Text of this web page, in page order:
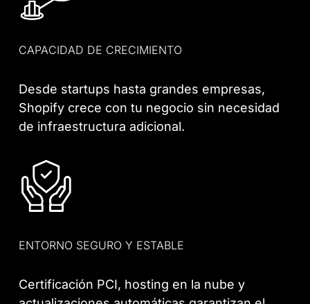
CAPACIDAD DE CRECIMIENTO
Desde startups hasta grandes empresas,
Shopify crece con tu negocio sin necesidad
de infraestructura adicional.
ENTORNO SEGURO Y ESTABLE
Certificación PCI, hosting en la nube y